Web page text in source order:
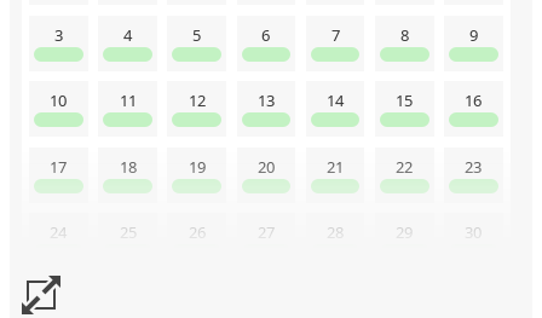
3 4 5 6 7 8 9
10 11 12 13 14 15 16
17 18 19 20 21 22 23
24 25 26 27 28 29 30